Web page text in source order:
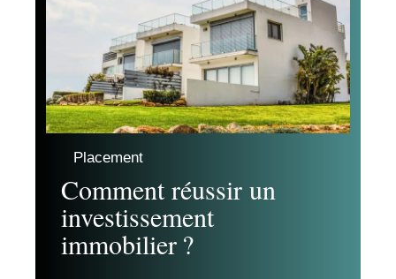
Placement
Comment réussir un
investissement
immobilier ?